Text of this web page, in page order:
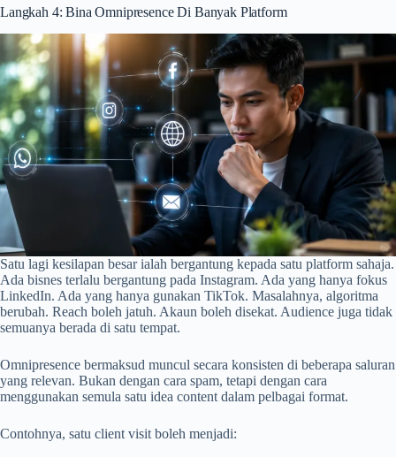
Langkah 4: Bina Omnipresence Di Banyak Platform
Satu lagi kesilapan besar ialah bergantung kepada satu platform sahaja.
Ada bisnes terlalu bergantung pada Instagram. Ada yang hanya fokus
LinkedIn. Ada yang hanya gunakan TikTok. Masalahnya, algoritma
berubah. Reach boleh jatuh. Akaun boleh disekat. Audience juga tidak
semuanya berada di satu tempat.
Omnipresence bermaksud muncul secara konsisten di beberapa saluran
yang relevan. Bukan dengan cara spam, tetapi dengan cara
menggunakan semula satu idea content dalam pelbagai format.
Contohnya, satu client visit boleh menjadi: